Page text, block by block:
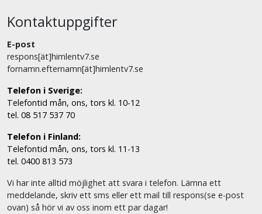
Kontaktuppgifter
E-post
respons[ät]himlentv7.se
fornamn.efternamn[ät]himlentv7.se
Telefon i Sverige:
Telefontid mån, ons, tors kl. 10-12
tel. 08 517 537 70
Telefon i Finland:
Telefontid mån, ons, tors kl. 11-13
tel. 0400 813 573
Vi har inte alltid möjlighet att svara i telefon. Lämna ett
meddelande, skriv ett sms eller ett mail till respons(se e-post
ovan) så hör vi av oss inom ett par dagar!